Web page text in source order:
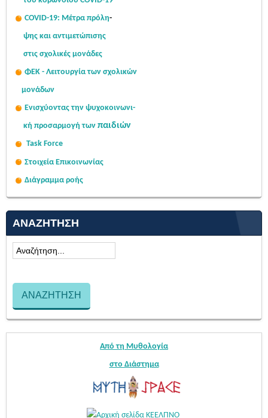
COVID-19: Μέτρα πρόλη-
ψης και αντιμετώπισης
στις σχολικές μονάδες
ΦΕΚ - Λειτουργία των σχολικών
μονάδων
Ενισχύοντας την ψυχοκοινωνι-
κή προσαρμογή των παιδιών
Task Force
Στοιχεία Επικοινωνίας
Διάγραμμα ροής
ΑΝΑΖΉΤΗΣΗ
Από τη Μυθολογία
στο Διάστημα